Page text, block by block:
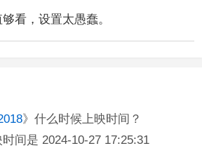
看，设置太愚蠢。
》什么时候上映时间？
间是 2024-10-27 17:25:31